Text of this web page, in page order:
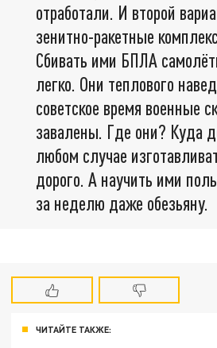
отработали. И второй
зенитно-ракетные
Сбивать ими БПЛА
легко. Они теплового
советское время военные
завалены. Где они? Куда
любом случае
дорого. А научить ими
за неделю даже обезьяну.
ЧИТАЙТЕ ТАКЖЕ: